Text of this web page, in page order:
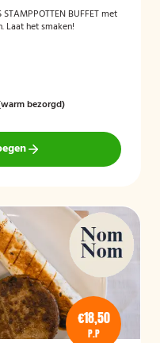
BUFFET met
Laat het smaken!
bezorgd)
€18,50
P.P